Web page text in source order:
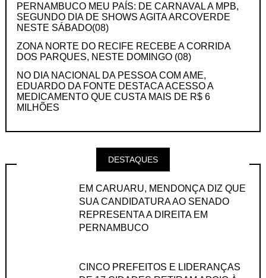
PERNAMBUCO MEU PAÍS: DE CARNAVAL A MPB,
SEGUNDO DIA DE SHOWS AGITA ARCOVERDE
NESTE SÁBADO(08)
ZONA NORTE DO RECIFE RECEBE A CORRIDA
DOS PARQUES, NESTE DOMINGO (08)
NO DIA NACIONAL DA PESSOA COM AME,
EDUARDO DA FONTE DESTACA ACESSO A
MEDICAMENTO QUE CUSTA MAIS DE R$ 6
MILHÕES
DESTAQUES
EM CARUARU, MENDONÇA DIZ QUE
SUA CANDIDATURA AO SENADO
REPRESENTA A DIREITA EM
PERNAMBUCO
CINCO PREFEITOS E LIDERANÇAS